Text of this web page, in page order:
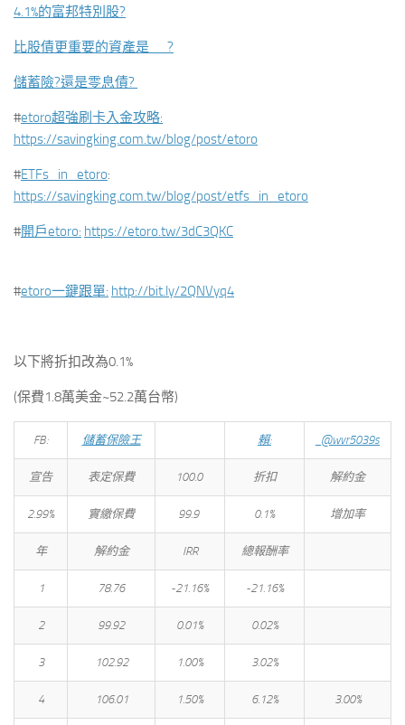
4.1%的富邦特別股?
比股債更重要的資產是__?
儲蓄險?還是零息債?
#etoro超強刷卡入金攻略:
https://savingking.com.tw/blog/post/etoro
#ETFs_in_etoro:
https://savingking.com.tw/blog/post/etfs_in_etoro
#開戶etoro: https://etoro.tw/3dC3QKC
#etoro一鍵跟單: http://bit.ly/2QNVyq4
以下將折扣改為0.1%
(保費1.8萬美金~52.2萬台幣)
FB: 儲蓄保險王 賴: @wvr5039s
宣告 表定保費 100.0 折扣 解約金
2.99% 實繳保費 99.9 0.1% 增加率
年 解約金 IRR 總報酬率
1 78.76 -21.16% -21.16%
2 99.92 0.01% 0.02%
3 102.92 1.00% 3.02%
4 106.01 1.50% 6.12% 3.00%